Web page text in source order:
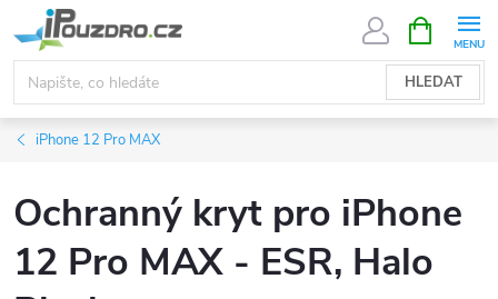
na
obsah
HLEDAT
NÁKUPNÍ
KOŠÍK
iPhone 12 Pro MAX
Ochranný kryt pro iPhone
12 Pro MAX - ESR, Halo